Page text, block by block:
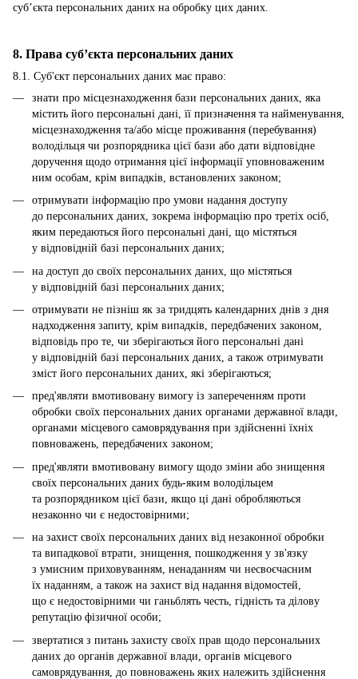
суб’єкта персональних даних на обробку цих даних.
8. Права суб’єкта персональних даних
8.1. Суб'єкт персональних даних має право:
знати про місцезнаходження бази персональних даних, яка
містить його персональні дані, її призначення та найменування,
місцезнаходження та/або місце проживання (перебування)
володільця чи розпорядника цієї бази або дати відповідне
доручення щодо отримання цієї інформації уповноваженим
ним особам, крім випадків, встановлених законом;
отримувати інформацію про умови надання доступу
до персональних даних, зокрема інформацію про третіх осіб,
яким передаються його персональні дані, що містяться
у відповідній базі персональних даних;
на доступ до своїх персональних даних, що містяться
у відповідній базі персональних даних;
отримувати не пізніш як за тридцять календарних днів з дня
надходження запиту, крім випадків, передбачених законом,
відповідь про те, чи зберігаються його персональні дані
у відповідній базі персональних даних, а також отримувати
зміст його персональних даних, які зберігаються;
пред'являти вмотивовану вимогу із запереченням проти
обробки своїх персональних даних органами державної влади,
органами місцевого самоврядування при здійсненні їхніх
повноважень, передбачених законом;
пред'являти вмотивовану вимогу щодо зміни або знищення
своїх персональних даних будь-яким володільцем
та розпорядником цієї бази, якщо ці дані обробляються
незаконно чи є недостовірними;
на захист своїх персональних даних від незаконної обробки
та випадкової втрати, знищення, пошкодження у зв'язку
з умисним приховуванням, ненаданням чи несвоєчасним
їх наданням, а також на захист від надання відомостей,
що є недостовірними чи ганьблять честь, гідність та ділову
репутацію фізичної особи;
звертатися з питань захисту своїх прав щодо персональних
даних до органів державної влади, органів місцевого
самоврядування, до повноважень яких належить здійснення